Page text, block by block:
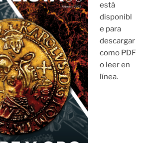
está
disponibl
e para
descargar
como PDF
o leer en
línea.